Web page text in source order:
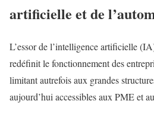
artificielle et de
L’essor de l’intelligence artificielle
redéfinit le fonctionnement des
limitant autrefois aux grandes
aujourd’hui accessibles aux PME et